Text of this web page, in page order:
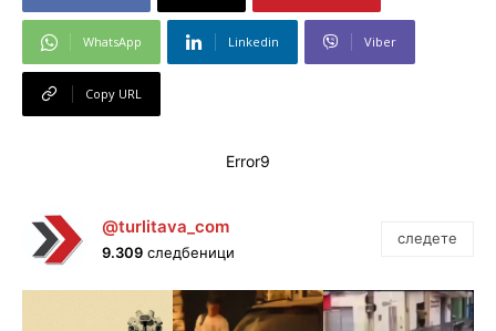
WhatsApp Linkedin Viber
Copy URL
Error9
@turlitava_com
9.309 следбеници
следете